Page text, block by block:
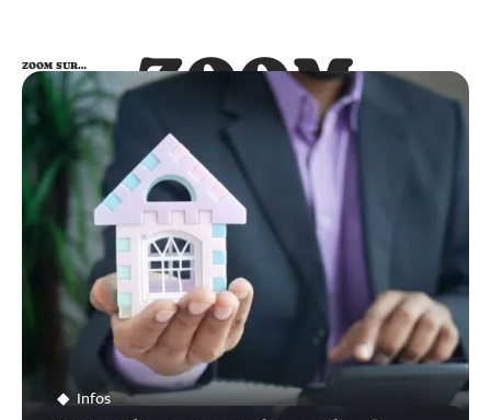
ZOOM
SUR…
ZOOM SUR…
Infos